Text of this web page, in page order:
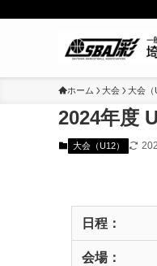
ホーム 大会 大会（
2024年度
大会（U12）
日程：
会場：